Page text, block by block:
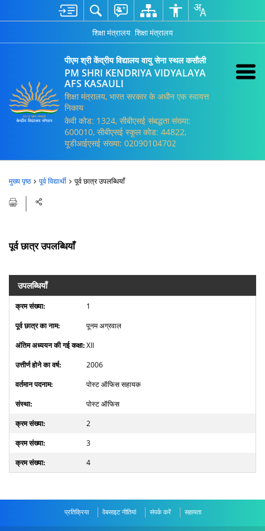
शिक्षा मंत्रालय शिक्षा मंत्रालय
पीएम श्री केंद्रीय विद्यालय वायु सेना स्थल कसौली
PM SHRI KENDRIYA VIDYALAYA
AFS KASAULI
शिक्षा मंत्रालय, भारत सरकार के अधीन एक स्वायत्त
निकाय
केवी कोड: 1324, सीबीएसई संबद्धता संख्या:
600010, सीबीएसई स्कूल कोड: 44822,
यूडीआईएसई संख्या: 02090104702
मुख्य पृष्ठ पूर्व विद्यार्थी पूर्व छात्र उपलब्धियाँ
पूर्व छात्र उपलब्धियाँ
उपलब्धियाँ
1
पूनम अग्रवाल
XII
2006
पोस्ट ऑफिस सहायक
पोस्ट ऑफिस
2
3
4
प्रतिक्रिया वेबसाइट नीतियां संपर्क करें सहायता